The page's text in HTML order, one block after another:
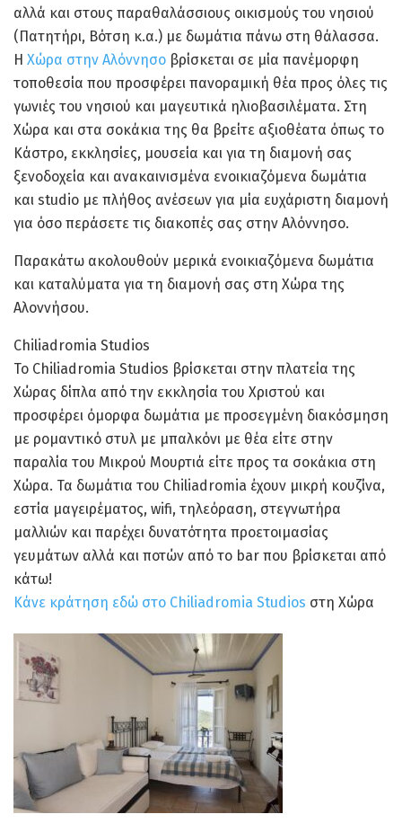
αλλά και στους παραθαλάσσιους οικισμούς του νησιού
(Πατητήρι, Βότση κ.α.) με δωμάτια πάνω στη θάλασσα.
Η Χώρα στην Αλόννησο βρίσκεται σε μία πανέμορφη
τοποθεσία που προσφέρει πανοραμική θέα προς όλες τις
γωνιές του νησιού και μαγευτικά ηλιοβασιλέματα. Στη
Χώρα και στα σοκάκια της θα βρείτε αξιοθέατα όπως το
Κάστρο, εκκλησίες, μουσεία και για τη διαμονή σας
ξενοδοχεία και ανακαινισμένα ενοικιαζόμενα δωμάτια
και studio με πλήθος ανέσεων για μία ευχάριστη διαμονή
για όσο περάσετε τις διακοπές σας στην Αλόννησο.
Παρακάτω ακολουθούν μερικά ενοικιαζόμενα δωμάτια
και καταλύματα για τη διαμονή σας στη Χώρα της
Αλοννήσου.
Chiliadromia Studios
To Chiliadromia Studios βρίσκεται στην πλατεία της
Χώρας δίπλα από την εκκλησία του Χριστού και
προσφέρει όμορφα δωμάτια με προσεγμένη διακόσμηση
με ρομαντικό στυλ με μπαλκόνι με θέα είτε στην
παραλία του Μικρού Μουρτιά είτε προς τα σοκάκια στη
Χώρα. Τα δωμάτια του Chiliadromia έχουν μικρή κουζίνα,
εστία μαγειρέματος, wifi, τηλεόραση, στεγνωτήρα
μαλλιών και παρέχει δυνατότητα προετοιμασίας
γευμάτων αλλά και ποτών από το bar που βρίσκεται από
κάτω!
Κάνε κράτηση εδώ στο Chiliadromia Studios στη Χώρα